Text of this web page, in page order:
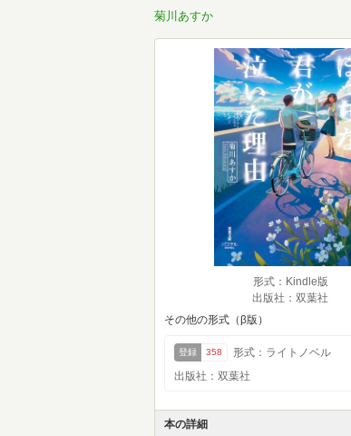
菊川あすか
形式：Kindle版
出版社：双葉社
その他の形式（β版）
登録 358
形式：ライトノベル
出版社：双葉社
本の詳細